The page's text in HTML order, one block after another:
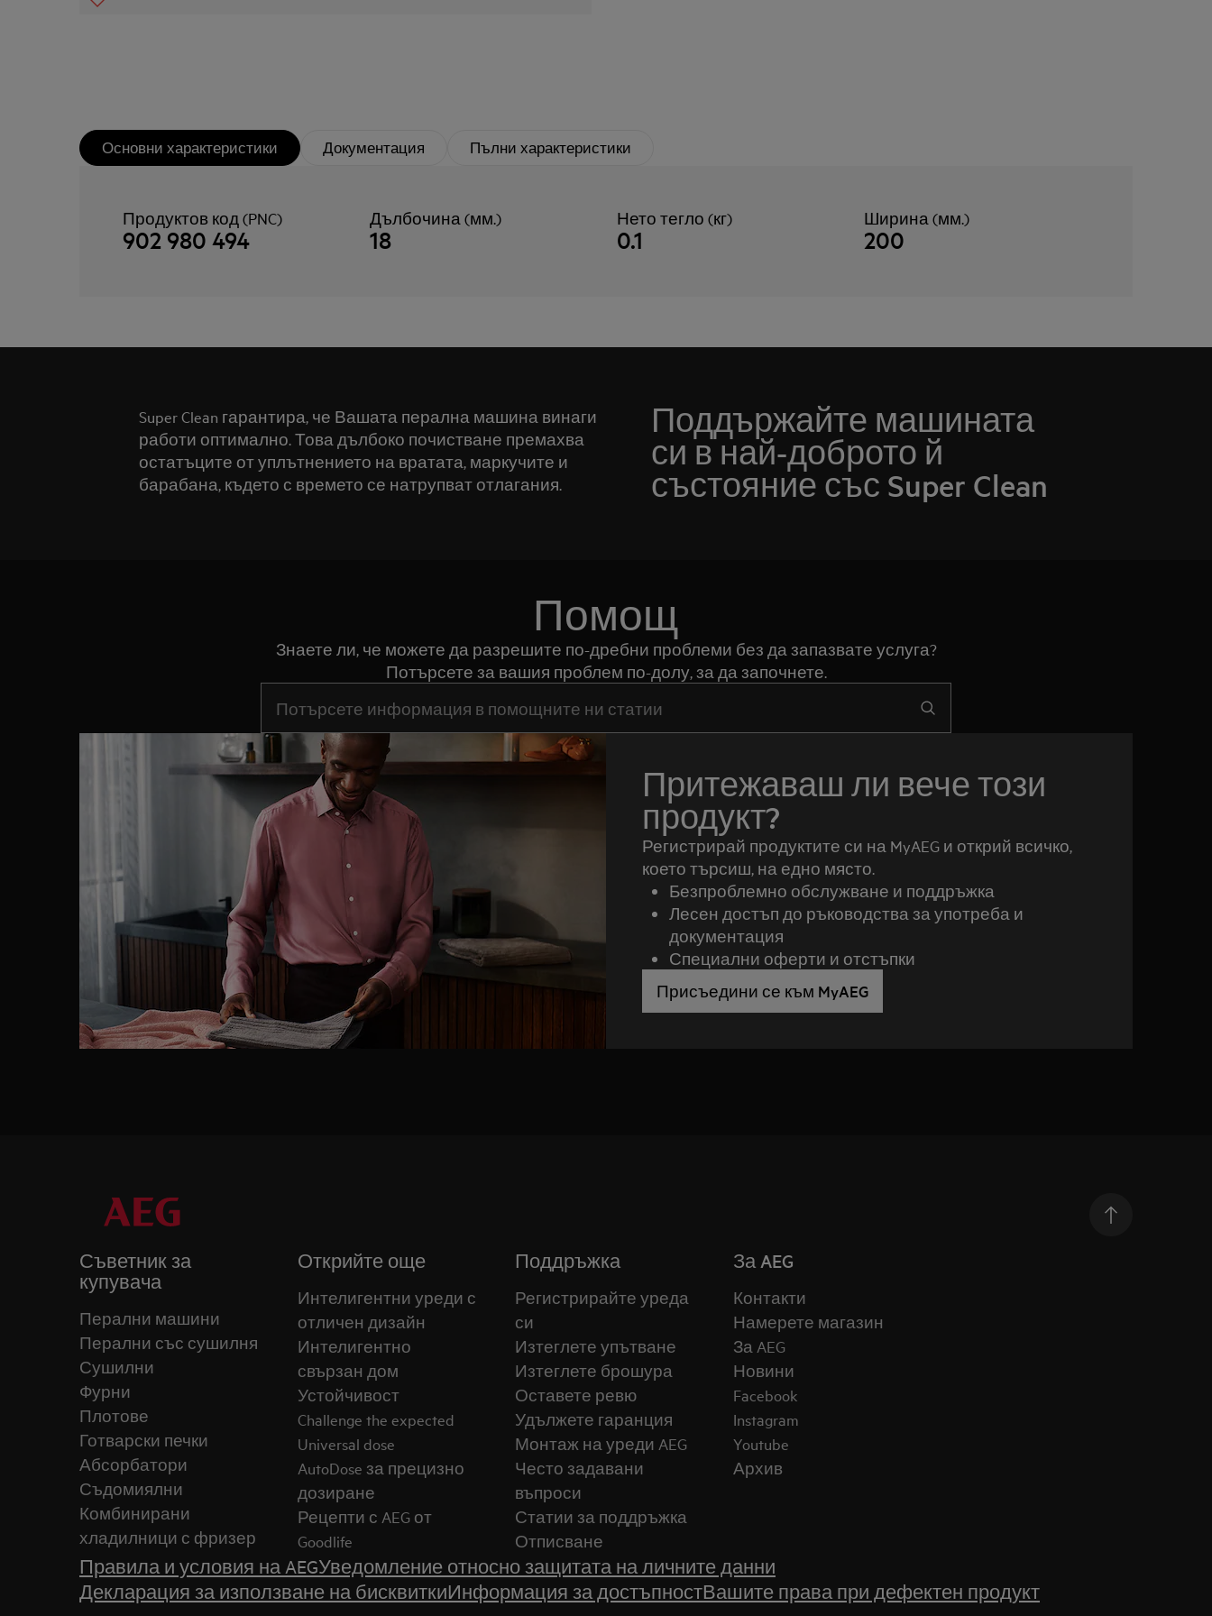
Основни характеристики Документация Пълни характеристики
Продуктов код (PNC)
902 980 494
Дълбочина (мм.)
18
Нето тегло (кг)
0.1
Ширина (мм.)
200
Поддържайте машината
си в най-доброто й
състояние със Super Clean
Super Clean гарантира, че Вашата перална машина винаги
работи оптимално. Това дълбоко почистване премахва
остатъците от уплътнението на вратата, маркучите и
барабана, където с времето се натрупват отлагания.
Помощ
Знаете ли, че можете да разрешите по-дребни проблеми без да запазвате услуга?
Потърсете за вашия проблем по-долу, за да започнете.
Притежаваш ли вече този
продукт?
Регистрирай продуктите си на MyAEG и открий всичко,
което търсиш, на едно място.
Безпроблемно обслужване и поддръжка
Лесен достъп до ръководства за употреба и
документация
Специални оферти и отстъпки
Присъедини се към MyAEG
Съветник за
купувача
Перални машини
Перални със сушилня
Сушилни
Фурни
Плотове
Готварски печки
Абсорбатори
Съдомиялни
Комбинирани
хладилници с фризер
Открийте още
Интелигентни уреди с
отличен дизайн
Интелигентно
свързан дом
Устойчивост
Challenge the expected
Universal dose
AutoDose за прецизно
дозиране
Рецепти с AEG от
Goodlife
Поддръжка
Регистрирайте уреда
си
Изтеглете упътване
Изтеглете брошура
Оставете ревю
Удължете гаранция
Монтаж на уреди AEG
Често задавани
въпроси
Статии за поддръжка
Отписване
За AEG
Контакти
Намерете магазин
За AEG
Новини
Facebook
Instagram
Youtube
Архив
Правила и условия на AEGУведомление относно защитата на личните данни
Декларация за използване на бисквиткиИнформация за достъпностВашите права при дефектен продукт